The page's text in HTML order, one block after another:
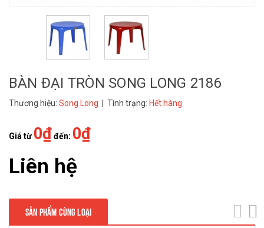
BÀN ĐẠI TRÒN SONG LONG 2186
Thương hiệu: Song Long | Tình trạng: Hết hàng
Giá từ 0₫đến: 0₫
Liên hệ
SẢN PHẨM CÙNG LOẠI